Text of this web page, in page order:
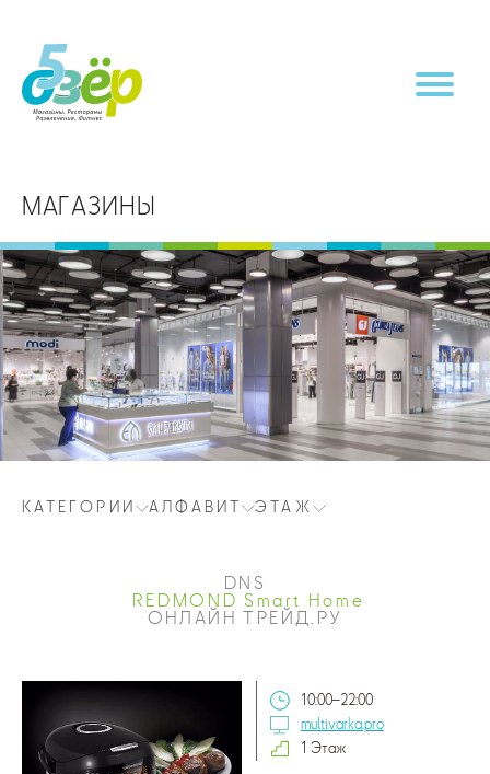
МАГАЗИНЫ
КАТЕГОРИИ АЛФАВИТ ЭТАЖ
DNS
REDMOND Smart Home
ОНЛАЙН ТРЕЙД.РУ
10:00–22:00
multivarka.pro
1 Этаж